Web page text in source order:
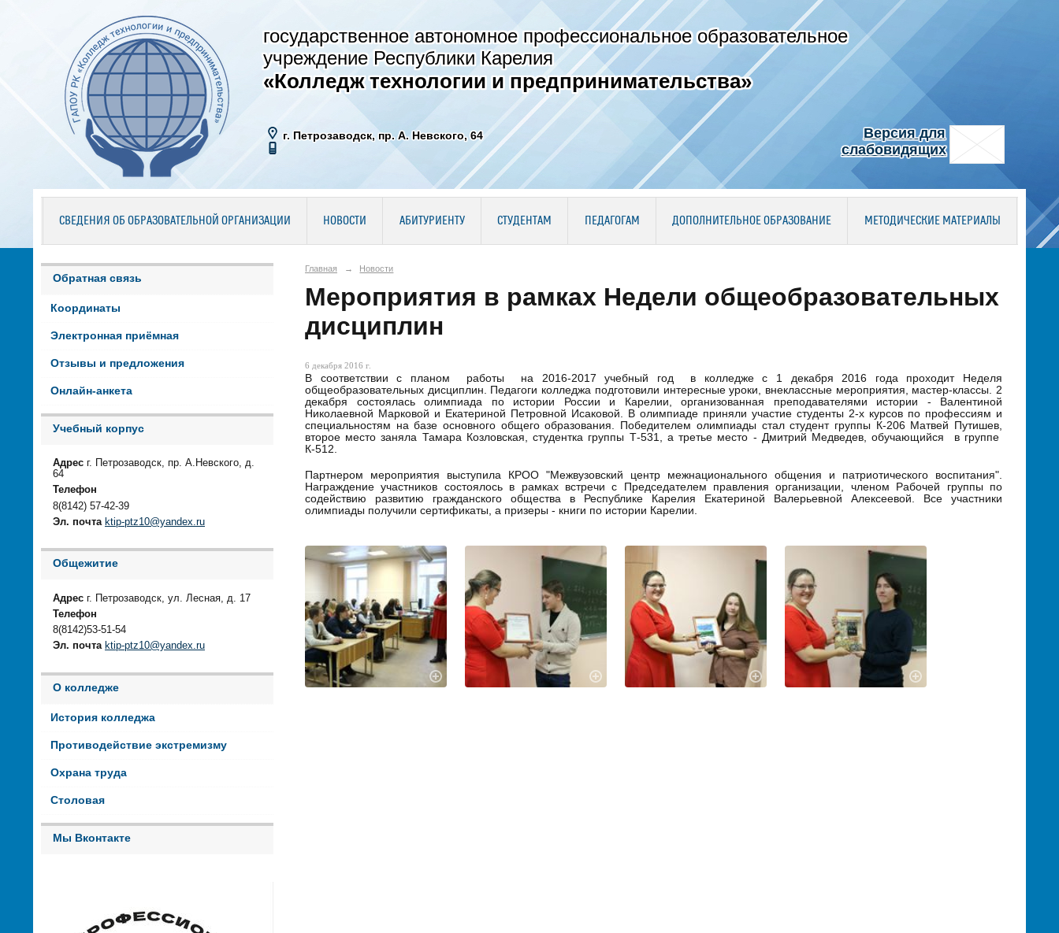
государственное автономное профессиональное образовательное
учреждение Республики Карелия
«Колледж технологии и предпринимательства»
г. Петрозаводск, пр. А. Невского, 64
Версия для
слабовидящих
СВЕДЕНИЯ ОБ ОБРАЗОВАТЕЛЬНОЙ ОРГАНИЗАЦИИ НОВОСТИ АБИТУРИЕНТУ СТУДЕНТАМ ПЕДАГОГАМ ДОПОЛНИТЕЛЬНОЕ ОБРАЗОВАНИЕ МЕТОДИЧЕСКИЕ МАТЕРИАЛЫ
Обратная связь
Координаты
Электронная приёмная
Отзывы и предложения
Онлайн-анкета
Учебный корпус
Адрес г. Петрозаводск, пр. А.Невского, д.
64
Телефон
8(8142) 57-42-39
Эл. почта ktip-ptz10@yandex.ru
Общежитие
Адрес г. Петрозаводск, ул. Лесная, д. 17
Телефон
8(8142)53-51-54
Эл. почта ktip-ptz10@yandex.ru
О колледже
История колледжа
Противодействие экстремизму
Охрана труда
Столовая
Мы Вконтакте
Главная → Новости
Мероприятия в рамках Недели общеобразовательных
дисциплин
6 декабря 2016 г.
В соответствии с планом работы на 2016-2017 учебный год в колледже с 1 декабря 2016 года проходит Неделя
общеобразовательных дисциплин. Педагоги колледжа подготовили интересные уроки, внеклассные мероприятия, мастер-классы. 2
декабря состоялась олимпиада по истории России и Карелии, организованная преподавателями истории - Валентиной
Николаевной Марковой и Екатериной Петровной Исаковой. В олимпиаде приняли участие студенты 2-х курсов по профессиям и
специальностям на базе основного общего образования. Победителем олимпиады стал студент группы К-206 Матвей Путишев,
второе место заняла Тамара Козловская, студентка группы Т-531, а третье место - Дмитрий Медведев, обучающийся в группе
К-512.
Партнером мероприятия выступила КРОО "Межвузовский центр межнационального общения и патриотического воспитания".
Награждение участников состоялось в рамках встречи с Председателем правления организации, членом Рабочей группы по
содействию развитию гражданского общества в Республике Карелия Екатериной Валерьевной Алексеевой. Все участники
олимпиады получили сертификаты, а призеры - книги по истории Карелии.